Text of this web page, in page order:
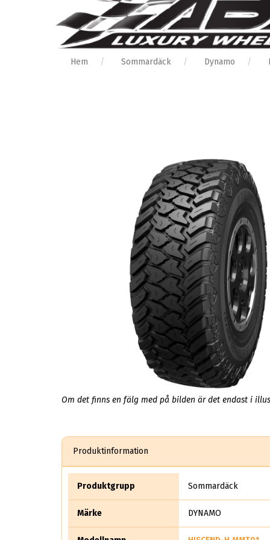
Hem Sommardäck Dynamo
Om det finns en fälg med på bilden är det endast i
Produktinformation
Produktgrupp Sommardäck
Märke DYNAMO